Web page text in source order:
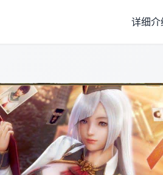
详细介